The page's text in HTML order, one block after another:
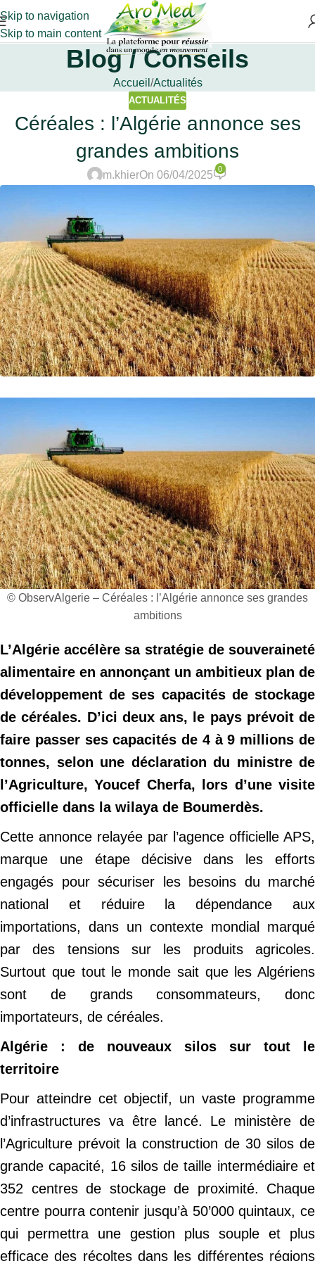
Skip to navigation
Skip to main content
Blog / Conseils
Accueil Actualités
ACTUALITÉS
Céréales : l’Algérie annonce ses
grandes ambitions
m.khierOn 06/04/2025
0
© ObservAlgerie – Céréales : l’Algérie annonce ses grandes
ambitions
L’Algérie accélère sa stratégie de souveraineté
alimentaire en annonçant un ambitieux plan de
développement de ses capacités de stockage
de céréales. D’ici deux ans, le pays prévoit de
faire passer ses capacités de 4 à 9 millions de
tonnes, selon une déclaration du ministre de
l’Agriculture, Youcef Cherfa, lors d’une visite
officielle dans la wilaya de Boumerdès.
Cette annonce relayée par l’agence officielle APS,
marque une étape décisive dans les efforts
engagés pour sécuriser les besoins du marché
national et réduire la dépendance aux
importations, dans un contexte mondial marqué
par des tensions sur les produits agricoles.
Surtout que tout le monde sait que les Algériens
sont de grands consommateurs, donc
importateurs, de céréales.
Algérie : de nouveaux silos sur tout le
territoire
Pour atteindre cet objectif, un vaste programme
d’infrastructures va être lancé. Le ministère de
l’Agriculture prévoit la construction de 30 silos de
grande capacité, 16 silos de taille intermédiaire et
352 centres de stockage de proximité. Chaque
centre pourra contenir jusqu’à 50’000 quintaux, ce
qui permettra une gestion plus souple et plus
efficace des récoltes dans les différentes régions